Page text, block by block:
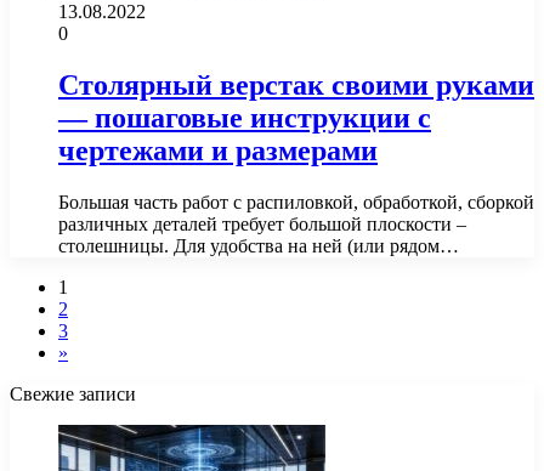
13.08.2022
0
Столярный верстак своими руками
— пошаговые инструкции с
чертежами и размерами
Большая часть работ с распиловкой, обработкой, сборкой
различных деталей требует большой плоскости –
столешницы. Для удобства на ней (или рядом…
1
2
3
»
Свежие записи